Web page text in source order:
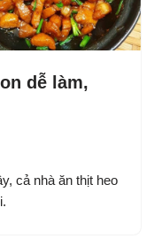
dễ làm,
cả nhà ăn thịt heo